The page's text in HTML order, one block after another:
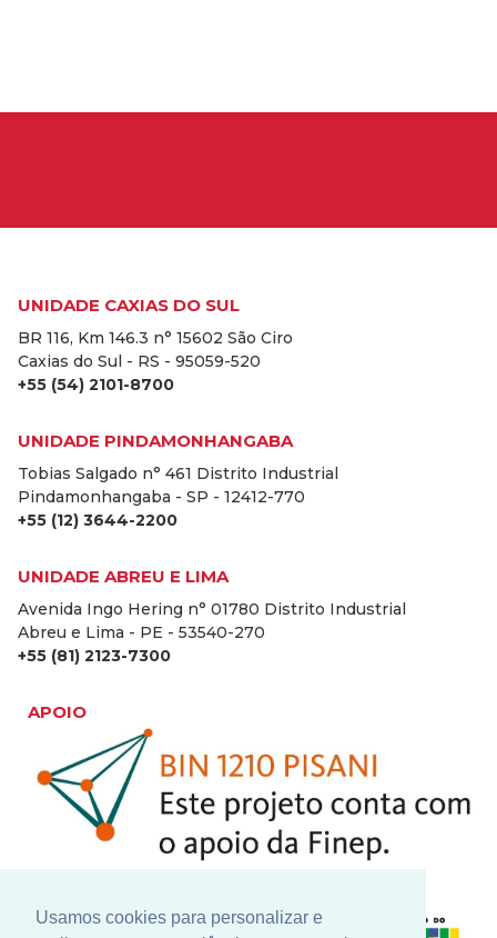
Usamos cookies para personalizar e
UNIDADE CAXIAS DO SUL
BR 116, Km 146.3 n° 15602 São Ciro
Caxias do Sul - RS - 95059-520
+55 (54) 2101-8700
UNIDADE PINDAMONHANGABA
Tobias Salgado n° 461 Distrito Industrial
Pindamonhangaba - SP - 12412-770
+55 (12) 3644-2200
UNIDADE ABREU E LIMA
Avenida Ingo Hering n° 01780 Distrito Industrial
Abreu e Lima - PE - 53540-270
+55 (81) 2123-7300
APOIO